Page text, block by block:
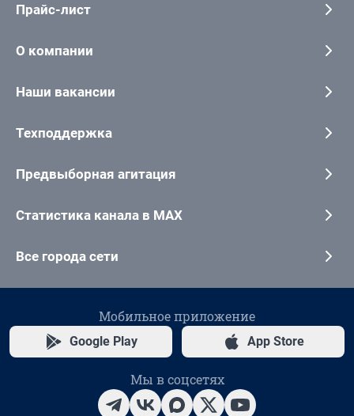
Прайс-лист
О компании
Наши вакансии
Техподдержка
Предвыборная агитация
Статистика канала в MAX
Все города сети
Мобильное приложение
Google Play App Store
Мы в соцсетях